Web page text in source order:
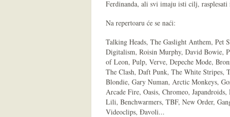
Ferdinanda, ali svi imaju isti cilj,
Na repertoaru će se naći:
Talking Heads, The Gaslight Anthem, Pet
Digitalism, Roisin Murphy, David Bowie,
of Leon, Pulp, Verve, Depeche Mode,
The Clash, Daft Punk, The White Stripes,
Blondie, Gary Numan, Arctic Monkeys,
Arcade Fire, Oasis, Chromeo,
Lili, Benchwarmers, TBF, New Order,
Videoclips, Đavoli...